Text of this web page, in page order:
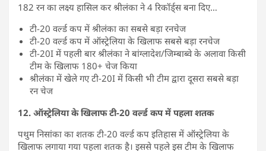
182 रन का लक्ष्य हासिल कर श्रीलंका ने 4 रिकॉर्ड्स बना दिए…
टी-20 वर्ल्ड कप में श्रीलंका का सबसे बड़ा रनचेज
टी-20 वर्ल्ड कप में ऑस्ट्रेलिया के खिलाफ सबसे बड़ा रनचेज
टी-20I में पहली बार श्रीलंका ने बांग्लादेश/जिम्बाब्वे के अलावा किसी
टीम के खिलाफ 180+ चेज किया
श्रीलंका में खेले गए टी-20I में किसी भी टीम द्वारा दूसरा सबसे बड़ा
रन चेज
12. ऑस्ट्रेलिया के खिलाफ टी-20 वर्ल्ड कप में पहला शतक
पथुम निसांका का शतक टी-20 वर्ल्ड कप इतिहास में ऑस्ट्रेलिया के
खिलाफ लगाया गया पहला शतक है। इससे पहले इस टीम के खिलाफ